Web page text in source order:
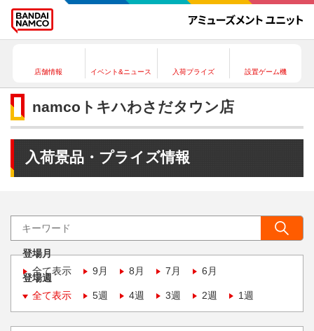
店舗情報 イベント&ニュース 入荷プライズ 設置ゲーム機
namcoトキハわさだタウン店
入荷景品・プライズ情報
登場月
全て表示
9月 8月 7月 6月
登場週
全て表示
5週 4週 3週 2週 1週